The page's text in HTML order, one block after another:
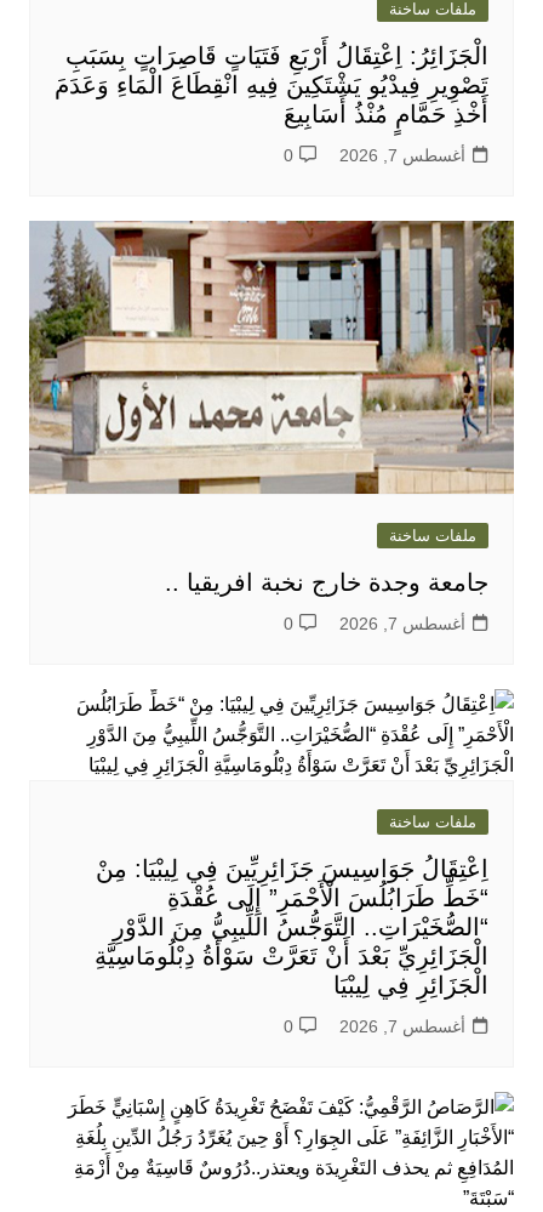
ملفات ساخنة
الْجَزَائِرُ: اِعْتِقَالُ أَرْبَعِ فَتَيَاتٍ قَاصِرَاتٍ بِسَبَبِ
تَصْوِيرِ فِيدْيُو يَشْتَكِينَ فِيهِ انْقِطَاعَ الْمَاءِ وَعَدَمَ
أَخْذِ حَمَّامٍ مُنْذُ أَسَابِيعَ
أغسطس 7, 2026 0
ملفات ساخنة
جامعة وجدة خارج نخبة افريقيا ..
أغسطس 7, 2026 0
ملفات ساخنة
اِعْتِقَالُ جَوَاسِيسَ جَزَائِرِيِّينَ فِي لِيبْيَا: مِنْ
“خَطِّ طَرَابُلُسَ الْأَحْمَرِ” إِلَى عُقْدَةِ
“الصُّخَيْرَاتِ.. التَّوَجُّسُ اللِّيبِيُّ مِنَ الدَّوْرِ
الْجَزَائِرِيِّ بَعْدَ أَنْ تَعَرَّتْ سَوْأَةُ دِبْلُومَاسِيَّةِ
الْجَزَائِرِ فِي لِيبْيَا
أغسطس 7, 2026 0